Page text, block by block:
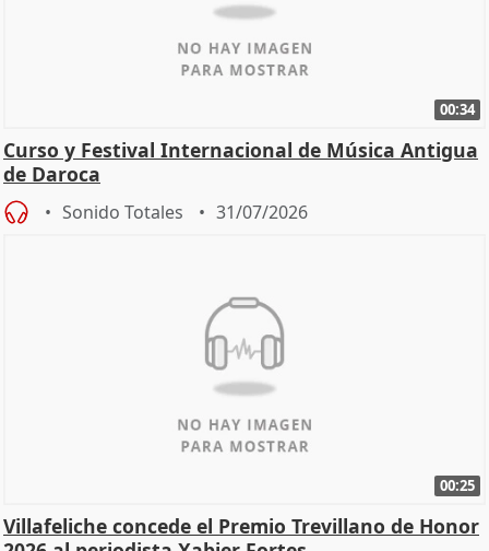
00:34
Curso y Festival Internacional de Música Antigua
de Daroca
Sonido Totales 31/07/2026
00:25
Villafeliche concede el Premio Trevillano de Honor